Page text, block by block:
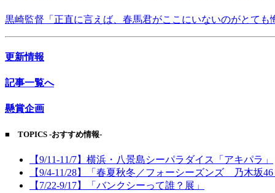
黒崎監督「正直に言えば、春馬君がここにいないのがとても
更新情報
記事一覧へ
懸賞企画
■ TOPICS -おすすめ情報-
【9/11-11/7】横浜・八景島シーパラダイス「アキパラ」
【9/4-11/28】「春夏秋冬／フォーシーズンズ 乃木坂46
【7/22-9/17】「バンクシーって誰？展」